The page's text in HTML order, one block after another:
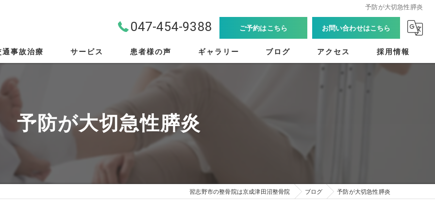
予防が大切急性膵炎
047-454-9388 ご予約はこちら お問い合わせはこちら
通事故治療 サービス
スポーツ外傷
骨盤矯正
患者様の声 ギャラリー ブログ アクセス 採用情報
予防が大切急性膵炎
習志野市の整骨院は京成津田沼整骨院 ブログ 予防が大切急性膵炎